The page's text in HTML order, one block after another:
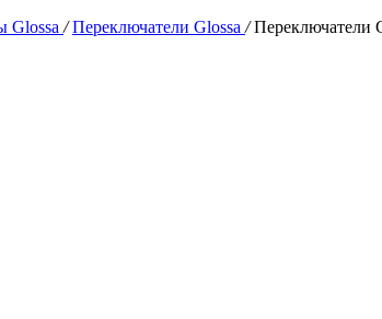
Glossa / Переключатели Glossa / Переключатели